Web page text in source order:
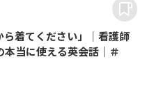
ら着てください」｜看護師
当に使える英会話｜＃